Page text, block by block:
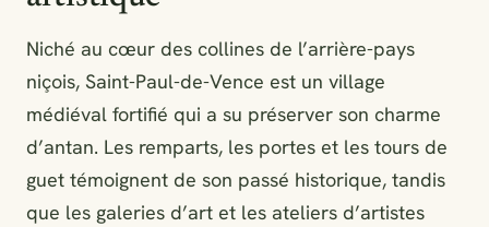
Niché au cœur des collines de l’arrière-pays
niçois, Saint-Paul-de-Vence est un village
médiéval fortifié qui a su préserver son charme
d’antan. Les remparts, les portes et les tours de
guet témoignent de son passé historique, tandis
que les galeries d’art et les ateliers d’artistes